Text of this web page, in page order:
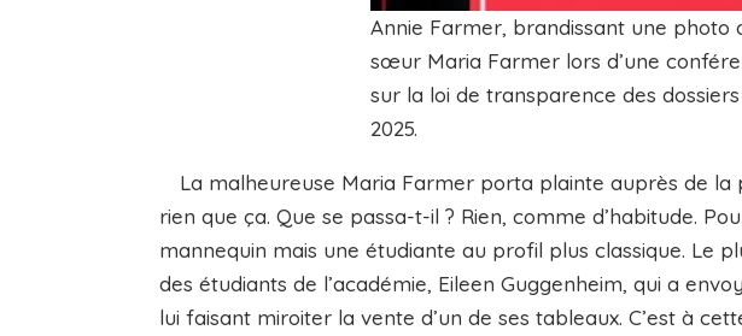
Annie Farmer, brandissant une photo
sœur Maria Farmer lors d’une
sur la loi de transparence des
2025.
La malheureuse Maria Farmer porta plainte auprès de la
rien que ça. Que se passa-t-il ? Rien, comme d’habitude.
mannequin mais une étudiante au profil plus classique. Le
des étudiants de l’académie, Eileen Guggenheim, qui a
lui faisant miroiter la vente d’un de ses tableaux. C’est à